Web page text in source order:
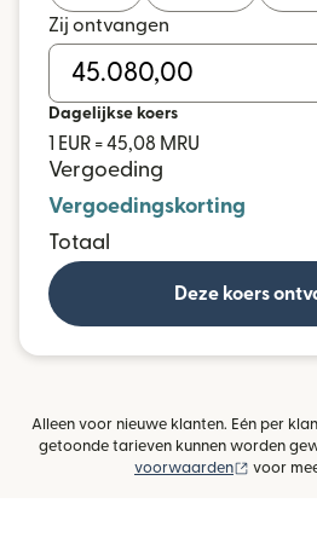
Zij ontvangen
Dagelijkse koers
1 EUR = 45,08 MRU
Vergoeding
Vergoedingskorting
Totaal
Deze koers
Alleen voor nieuwe klanten. Eén per
getoonde tarieven kunnen worden
voorwaarden
(wordt
voor